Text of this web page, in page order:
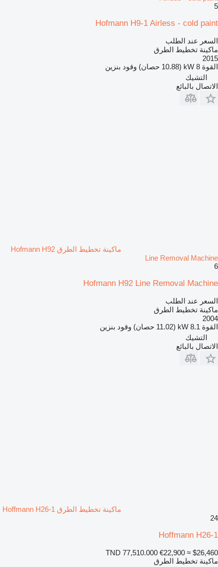
5
Hofmann H9-1 Airless - cold paint
السعر عند الطلب
ماكينة تخطيط الطرق
2015
القوة 8 kW (10.88 حصان) وقود بنزين
التشيك
الاتصال بالبائع
ماكينة تخطيط الطرق Hofmann H92
Line Removal Machine
6
Hofmann H92 Line Removal Machine
السعر عند الطلب
ماكينة تخطيط الطرق
2004
القوة 8.1 kW (11.02 حصان) وقود بنزين
التشيك
الاتصال بالبائع
ماكينة تخطيط الطرق Hoffmann H26-1
24
Hoffmann H26-1
TND 77,510.000 €22,900 ≈ $26,460
ماكينة تخطيط الطرق